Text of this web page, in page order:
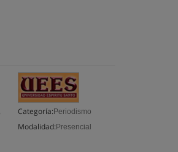
Categoría: Periodismo
Modalidad: Presencial